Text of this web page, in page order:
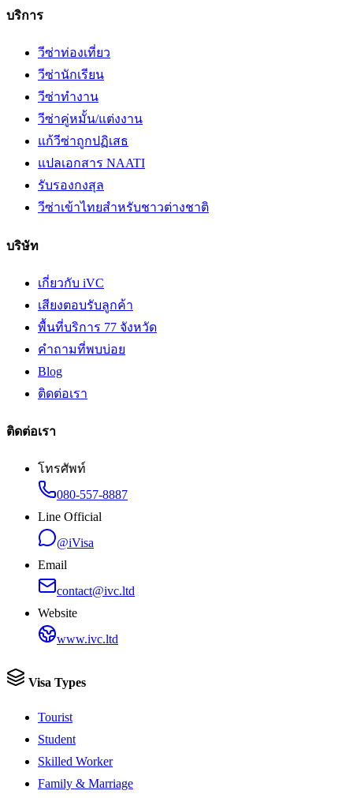
บริการ
วีซ่าท่องเที่ยว
วีซ่านักเรียน
วีซ่าทำงาน
วีซ่าคู่หมั้น/แต่งงาน
แก้วีซ่าถูกปฏิเสธ
แปลเอกสาร NAATI
รับรองกงสุล
วีซ่าเข้าไทยสำหรับชาวต่างชาติ
บริษัท
เกี่ยวกับ iVC
เสียงตอบรับลูกค้า
พื้นที่บริการ 77 จังหวัด
คำถามที่พบบ่อย
Blog
ติดต่อเรา
ติดต่อเรา
โทรศัพท์
080-557-8887
Line Official
@iVisa
Email
contact@ivc.ltd
Website
www.ivc.ltd
Visa Types
Tourist
Student
Skilled Worker
Family & Marriage